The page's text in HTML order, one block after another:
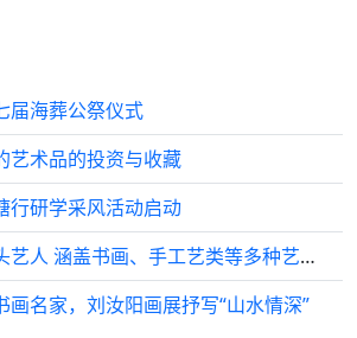
届海葬公祭仪式
艺术品的投资与收藏
行研学采风活动启动
集美招募评选街头艺人 涵盖书画、手工艺类等多种艺术形式
画名家，刘汝阳画展抒写“山水情深”